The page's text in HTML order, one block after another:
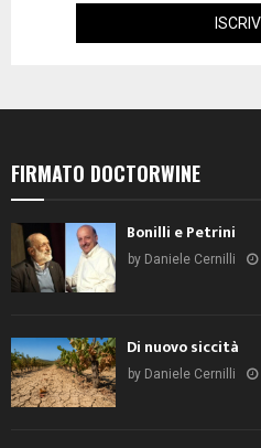
FIRMATO DOCTORWINE
Bonilli e Petrini
by Daniele Cernilli
Di nuovo siccità
by Daniele Cernilli